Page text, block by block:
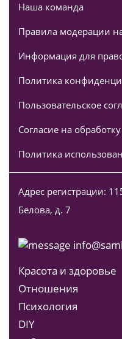
Наша команда
Правила модерации
Информация для
Политика
Пользовательское
Согласие на
Политика
Адрес регистрации:
Белова, д. 7
Красота и здоровье
Отношения
Психология
DIY